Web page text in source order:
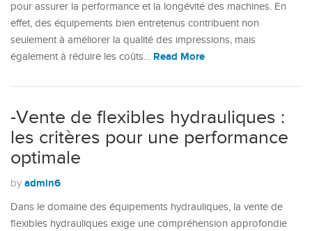
pour assurer la performance et la longévité des machines. En
effet, des équipements bien entretenus contribuent non
seulement à améliorer la qualité des impressions, mais
également à réduire les coûts… Read More
-Vente de flexibles hydrauliques :
les critères pour une performance
optimale
by admin6
Dans le domaine des équipements hydrauliques, la vente de
flexibles hydrauliques exige une compréhension approfondie